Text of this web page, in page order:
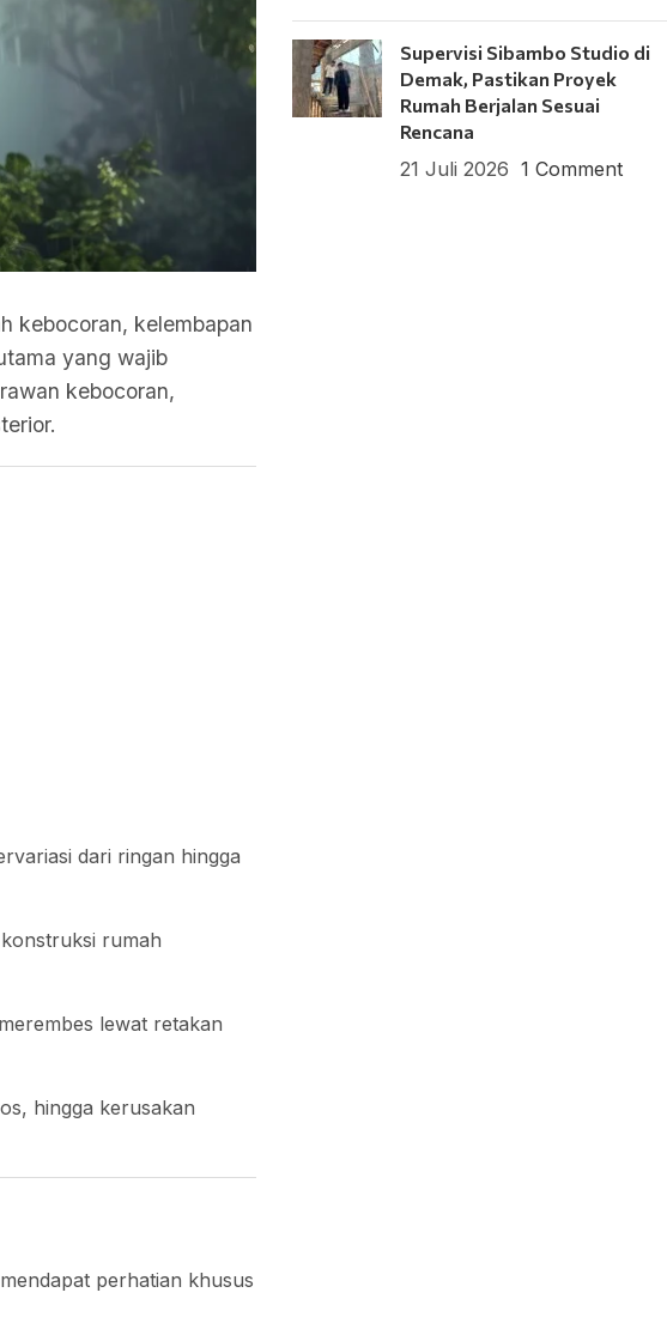
kebocoran, kelembapan
yang wajib
kebocoran,
dari ringan hingga
rumah
lewat retakan
hingga kerusakan
perhatian khusus
Supervisi Sibambo Studio di
Demak, Pastikan Proyek
Rumah Berjalan Sesuai
Rencana
21 Juli 2026 1 Comment